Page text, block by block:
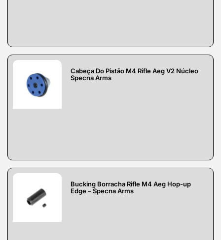
Cabeça Do Pistão M4 Rifle Aeg V2 Núcleo
Specna Arms
Bucking Borracha Rifle M4 Aeg Hop-up
Edge – Specna Arms